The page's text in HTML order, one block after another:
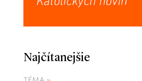
Najčítanejšie